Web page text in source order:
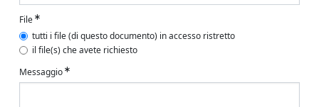
File
tutti i file (di questo documento) in accesso ristretto
il file(s) che avete richiesto
Messaggio